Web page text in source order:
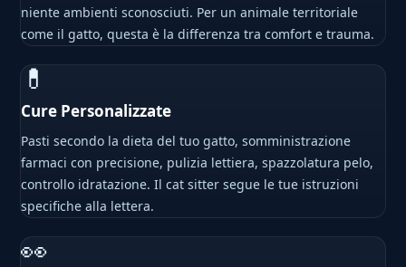
niente ambienti sconosciuti. Per un animale territoriale
come il gatto, questa è la differenza tra comfort e trauma.
💊
Cure Personalizzate
Pasti secondo la dieta del tuo gatto, somministrazione
farmaci con precisione, pulizia lettiera, spazzolatura pelo,
controllo idratazione. Il cat sitter segue le tue istruzioni
specifiche alla lettera.
👀